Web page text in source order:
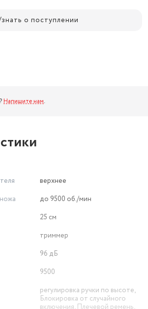
о поступлении
Напишите нам.
верхнее
до 9500 об./мин
25 см
триммер
96 дБ
9500
регулировка ручки по высоте,
Блокировка от случайного
включения, Плечевой ремень,